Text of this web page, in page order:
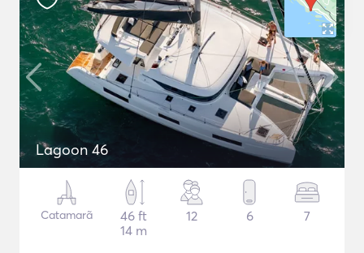
Lagoon 46
Catamarã
46 ft
14 m
12 6 7